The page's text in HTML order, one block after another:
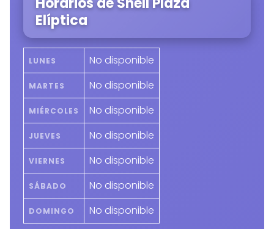
Elíptica
LUNES No disponible
MARTES No disponible
MIÉRCOLES No disponible
JUEVES No disponible
VIERNES No disponible
SÁBADO No disponible
DOMINGO No disponible